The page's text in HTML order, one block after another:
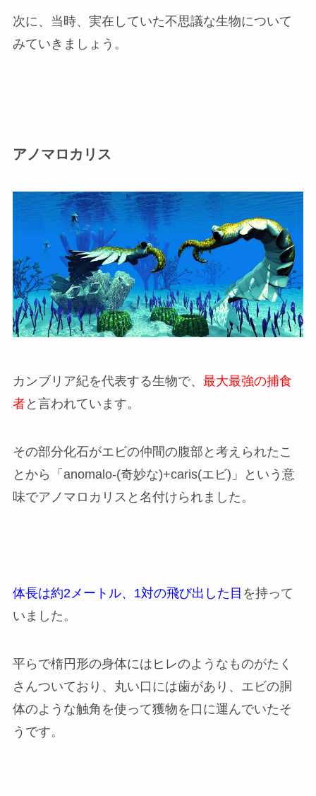
次に、当時、実在していた不思議な生物について
みていきましょう。
アノマロカリス
カンブリア紀を代表する生物で、 最大最強の捕食
者と言われています。
その部分化石がエビの仲間の腹部と考えられたこ
とから「anomalo-(奇妙な)+caris(エビ)」という意
味でアノマロカリスと名付けられました。
体長は約2メートル、1対の飛び出した目 を持って
いました。
平らで楕円形の身体にはヒレのようなものがたく
さんついており、丸い口には歯があり、エビの胴
体のような触角を使って獲物を口に運んでいたそ
うです。